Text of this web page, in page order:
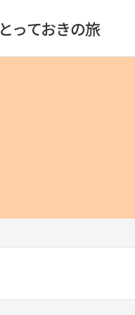
とっておきの旅